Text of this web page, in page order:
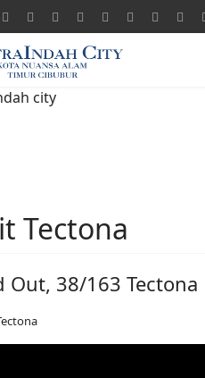
Tectona
Out, 38/163 Tectona